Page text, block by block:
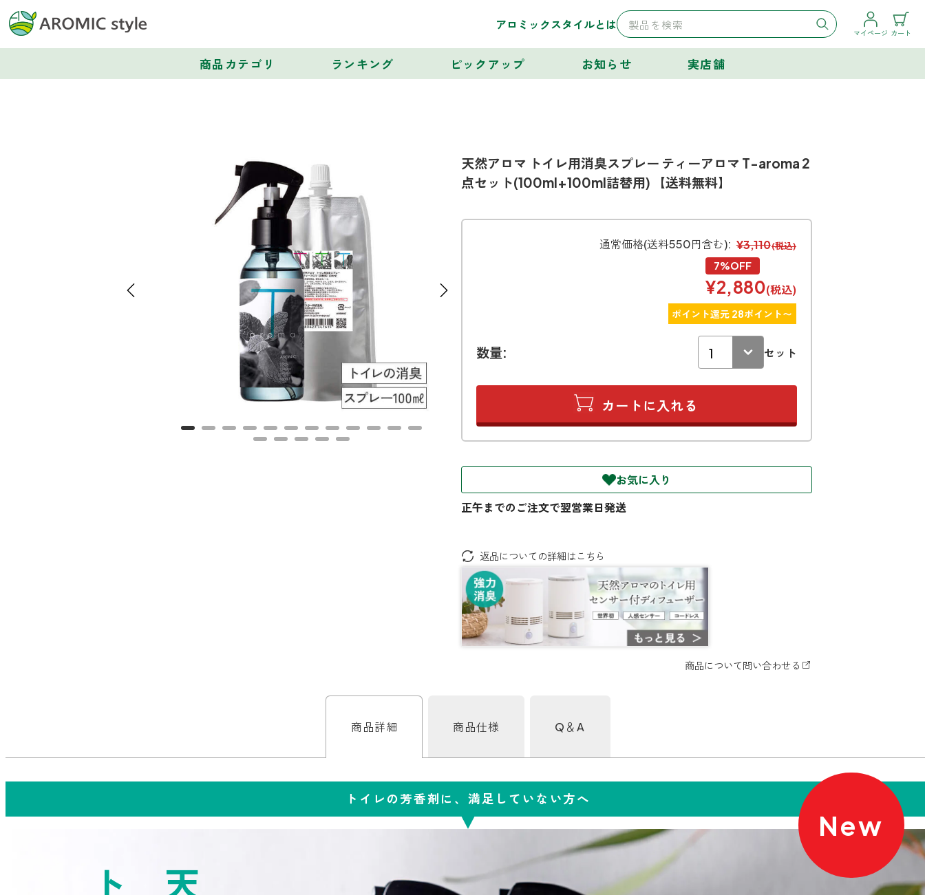
アロミックスタイルとは
マイページ カート
商品カテゴリ ランキング ピックアップ お知らせ 実店舗
天然アロマ トイレ用消臭スプレー ティーアロマ T-aroma 2
点セット(100ml+100ml詰替用) 【送料無料】
通常価格(送料550円含む): ¥3,110(税込)
7%OFF
¥2,880(税込)
ポイント還元 28ポイント〜
数量: セット
お気に入り
返品についての詳細はこちら
商品詳細 商品仕様 Q＆A
トイレの芳香剤に、 満足していない方へ
T-aroma（ティーアロマ）新発売。